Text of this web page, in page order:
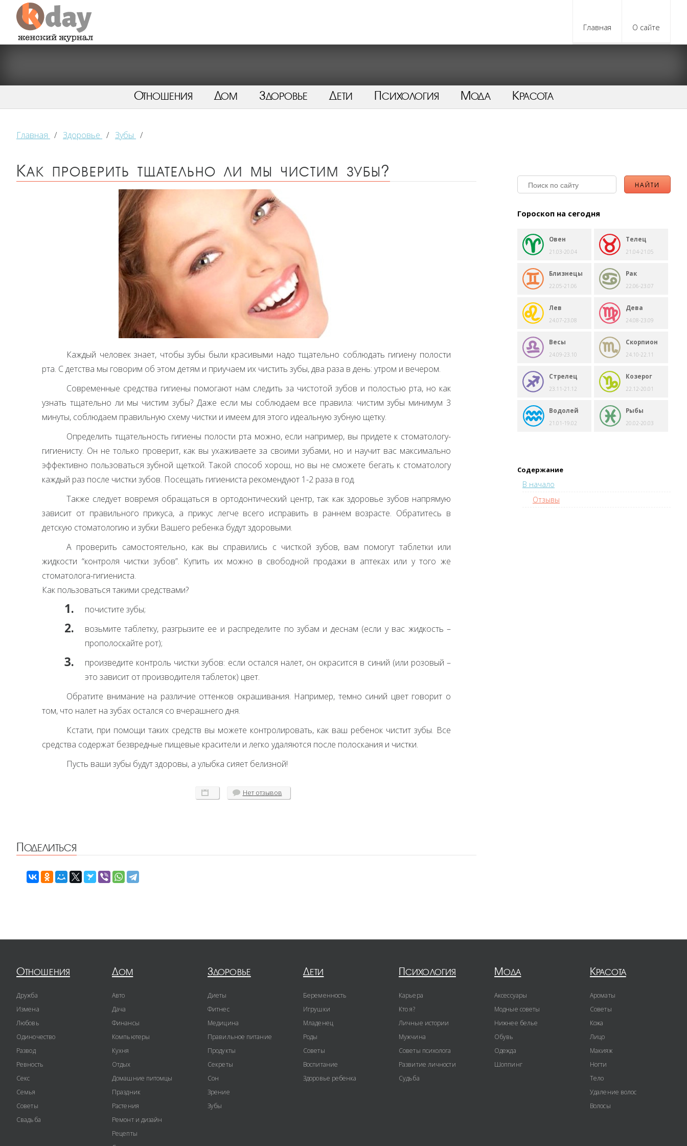
Главная О сайте
Отношения Дом Здоровье Дети Психология Мода Красота
Главная / Здоровье / Зубы /
Как проверить тщательно ли мы чистим зубы?
Каждый человек знает, чтобы зубы были красивыми надо тщательно соблюдать гигиену полости
рта. С детства мы говорим об этом детям и приучаем их чистить зубы, два раза в день: утром и вечером.
Современные средства гигиены помогают нам следить за чистотой зубов и полостью рта, но как
узнать тщательно ли мы чистим зубы? Даже если мы соблюдаем все правила: чистим зубы минимум 3
минуты, соблюдаем правильную схему чистки и имеем для этого идеальную зубную щетку.
Определить тщательность гигиены полости рта можно, если например, вы придете к стоматологу-
гигиенисту. Он не только проверит, как вы ухаживаете за своими зубами, но и научит вас максимально
эффективно пользоваться зубной щеткой. Такой способ хорош, но вы не сможете бегать к стоматологу
каждый раз после чистки зубов. Посещать гигиениста рекомендуют 1-2 раза в год.
Также следует вовремя обращаться в ортодонтический центр, так как здоровье зубов напрямую
зависит от правильного прикуса, а прикус легче всего исправить в раннем возрасте. Обратитесь в
детскую стоматологию и зубки Вашего ребенка будут здоровыми.
А проверить самостоятельно, как вы справились с чисткой зубов, вам помогут таблетки или
жидкости “контроля чистки зубов”. Купить их можно в свободной продажи в аптеках или у того же
стоматолога-гигиениста.
Как пользоваться такими средствами?
почистите зубы;
возьмите таблетку, разгрызите ее и распределите по зубам и деснам (если у вас жидкость –
прополоскайте рот);
произведите контроль чистки зубов: если остался налет, он окрасится в синий (или розовый –
это зависит от производителя таблеток) цвет.
Обратите внимание на различие оттенков окрашивания. Например, темно синий цвет говорит о
том, что налет на зубах остался со вчерашнего дня.
Кстати, при помощи таких средств вы можете контролировать, как ваш ребенок чистит зубы. Все
средства содержат безвредные пищевые красители и легко удаляются после полоскания и чистки.
Пусть ваши зубы будут здоровы, а улыбка сияет белизной!
Нетотзывов
Поделиться
Гороскоп на сегодня
Овен
21.03-20.04
Телец
21.04-21.05
Близнецы
22.05-21.06
Рак
22.06-23.07
Лев
24.07-23.08
Дева
24.08-23.09
Весы
24.09-23.10
Скорпион
24.10-22.11
Стрелец
23.11-21.12
Козерог
22.12-20.01
Водолей
21.01-19.02
Рыбы
20.02-20.03
Содержание
В начало
Отзывы
Отношения
Дружба
Измена
Любовь
Одиночество
Развод
Ревность
Секс
Семья
Советы
Свадьба
Дом
Авто
Дача
Финансы
Компьютеры
Кухня
Отдых
Домашние питомцы
Праздник
Растения
Ремонт и дизайн
Рецепты
Здоровье
Диеты
Фитнес
Медицина
Правильное питание
Продукты
Секреты
Сон
Зрение
Зубы
Дети
Беременность
Игрушки
Младенец
Роды
Советы
Воспитание
Здоровье ребенка
Психология
Карьера
Кто я?
Личные истории
Мужчина
Советы психолога
Развитие личности
Судьба
Мода
Аксессуары
Модные советы
Нижнее белье
Обувь
Одежда
Шоппинг
Красота
Ароматы
Советы
Кожа
Лицо
Макияж
Ногти
Тело
Удаление волос
Волосы